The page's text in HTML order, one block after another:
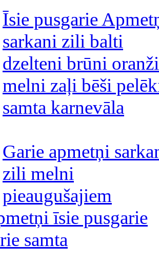
Īsie pusgarie
sarkani zili balti
dzelteni brūni oranži
melni zaļi bēši
samta karnevāla
Garie apmetņi
zili melni
pieaugušajiem
īsie pusgarie
samta